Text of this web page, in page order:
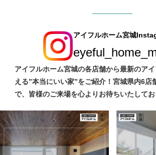
アイフルホーム宮城
アイフルホーム宮城の各店舗から最新のア
える”本当にいい家”をご紹介！宮城県内6店
で、皆様のご来場を心よりお待ちいたしてお